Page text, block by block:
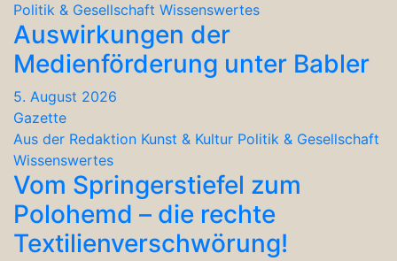
Politik & Gesellschaft Wissenswertes
Auswirkungen der
Medienförderung unter Babler
5. August 2026
Gazette
Aus der Redaktion Kunst & Kultur Politik & Gesellschaft
Wissenswertes
Vom Springerstiefel zum
Polohemd – die rechte
Textilienverschwörung!